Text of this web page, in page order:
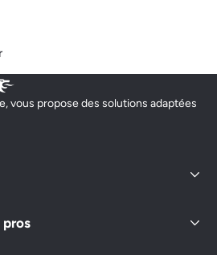
vous propose des solutions adaptées
pros